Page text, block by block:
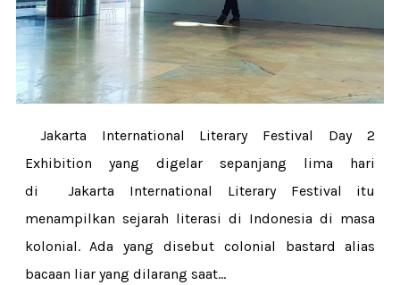
Jakarta International Literary Festival Day 2
Exhibition yang digelar sepanjang lima hari
di Jakarta International Literary Festival itu
menampilkan sejarah literasi di Indonesia di masa
kolonial. Ada yang disebut colonial bastard alias
bacaan liar yang dilarang saat...